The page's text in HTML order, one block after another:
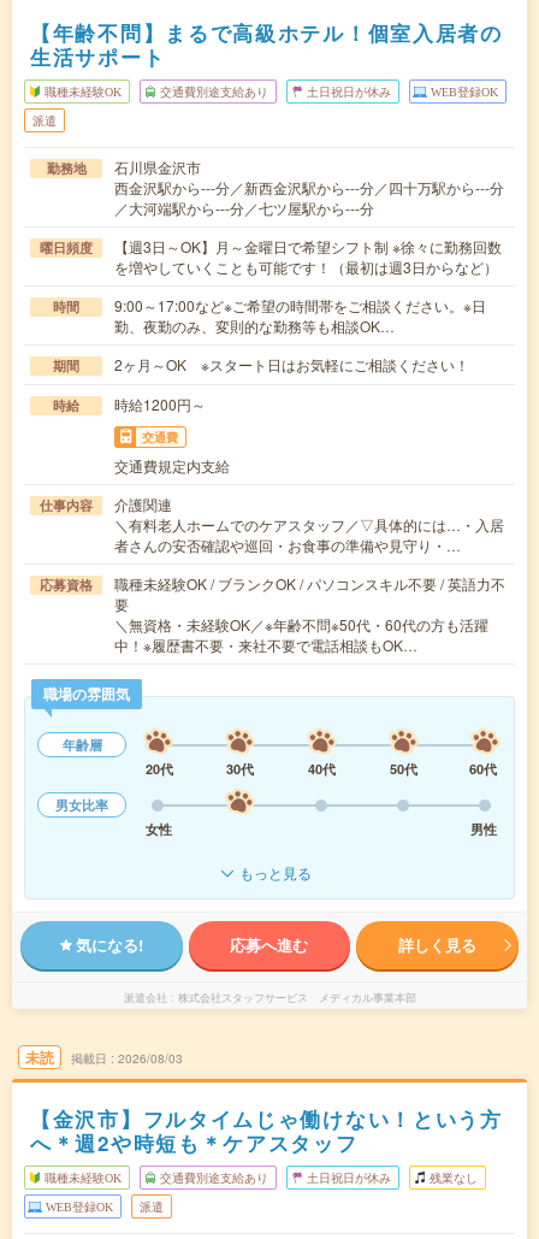
【年齢不問】まるで高級ホテル！個室入居者の
生活サポート
職種未経験OK 交通費別途支給あり 土日祝日が休み WEB登録OK
派遣
勤務地
石川県金沢市
西金沢駅から---分／新西金沢駅から---分／四十万駅から---分
／大河端駅から---分／七ツ屋駅から---分
曜日頻度
【週3日～OK】月～金曜日で希望シフト制 ※徐々に勤務回数
を増やしていくことも可能です！（最初は週3日からなど）
時間
9:00～17:00など※ご希望の時間帯をご相談ください。※日
勤、夜勤のみ、変則的な勤務等も相談OK…
期間 2ヶ月～OK ※スタート日はお気軽にご相談ください！
時給 時給1200円～
交通費
交通費規定内支給
仕事内容
介護関連
＼有料老人ホームでのケアスタッフ／▽具体的には…・入居
者さんの安否確認や巡回・お食事の準備や見守り・…
応募資格
職種未経験OK / ブランクOK / パソコンスキル不要 / 英語力不
要
＼無資格・未経験OK／※年齢不問※50代・60代の方も活躍
中！※履歴書不要・来社不要で電話相談もOK…
職場の雰囲気
年齢層
20代
30代 40代 50代
60代
男女比率
女性
男性
もっと見る
気になる! 応募へ進む 詳しく見る
派遣会社 株式会社スタッフサービス メディカル事業本部
未読 掲載日 2026/08/03
【金沢市】フルタイムじゃ働けない！という方
へ＊週2や時短も＊ケアスタッフ
職種未経験OK 交通費別途支給あり 土日祝日が休み 残業なし
WEB登録OK 派遣